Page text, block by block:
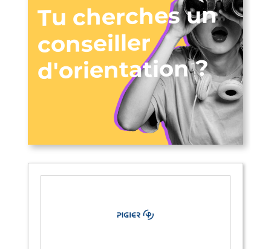
Tu cherches un
conseiller
d'orientation ?